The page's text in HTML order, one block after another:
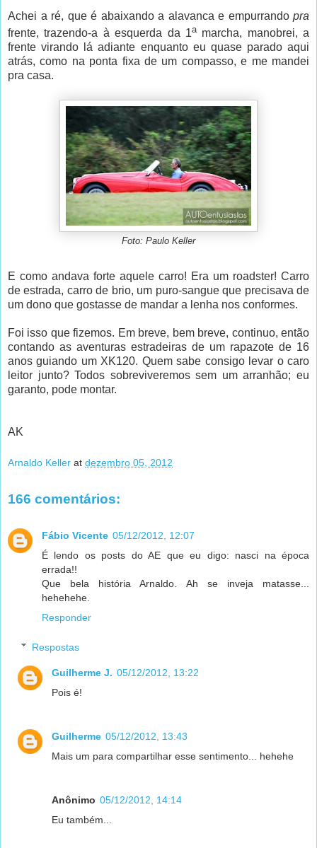
Achei a ré, que é abaixando a alavanca e empurrando pra
frente, trazendo-a à esquerda da 1amarcha, manobrei, a
frente virando lá adiante enquanto eu quase parado aqui
atrás, como na ponta fixa de um compasso, e me mandei
pra casa.
Foto: Paulo Keller
E como andava forte aquele carro! Era um roadster! Carro
de estrada, carro de brio, um puro-sangue que precisava de
um dono que gostasse de mandar a lenha nos conformes.
Foi isso que fizemos. Em breve, bem breve, continuo, então
contando as aventuras estradeiras de um rapazote de 16
anos guiando um XK120. Quem sabe consigo levar o caro
leitor junto? Todos sobreviveremos sem um arranhão; eu
garanto, pode montar.
AK
Arnaldo Keller at dezembro 05, 2012
166 comentários:
Fábio Vicente 05/12/2012, 12:07
É lendo os posts do AE que eu digo: nasci na época
errada!!
Que bela história Arnaldo. Ah se inveja matasse...
hehehehe.
Responder
Respostas
Guilherme J. 05/12/2012, 13:22
Pois é!
Guilherme 05/12/2012, 13:43
Mais um para compartilhar esse sentimento... hehehe
Anônimo 05/12/2012, 14:14
Eu também...